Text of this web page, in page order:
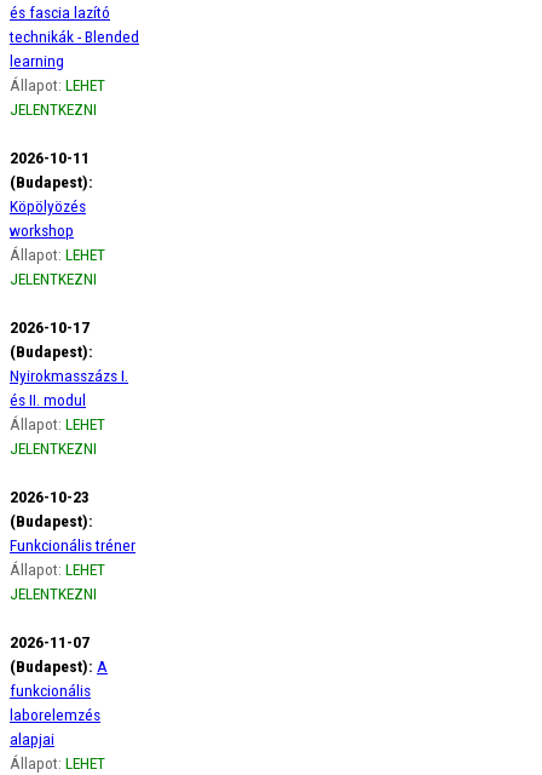
és fascia lazító
technikák - Blended
learning
Állapot: LEHET
JELENTKEZNI
2026-10-11
(Budapest):
Köpölyözés
workshop
Állapot: LEHET
JELENTKEZNI
2026-10-17
(Budapest):
Nyirokmasszázs I.
és II. modul
Állapot: LEHET
JELENTKEZNI
2026-10-23
(Budapest):
Funkcionális tréner
Állapot: LEHET
JELENTKEZNI
2026-11-07
(Budapest): A
funkcionális
laborelemzés
alapjai
Állapot: LEHET